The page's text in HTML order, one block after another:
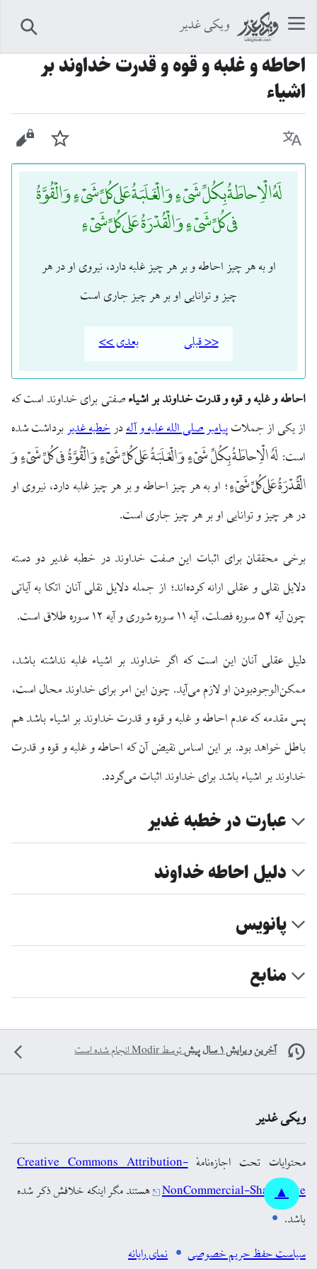
ویکی غدیر
احاطه و غلبه و قوه و قدرت خداوند بر
اشیاء
زبان پیگیری
لَهُ الْاِحاطَةُ بِكُلِّ شَىْءٍ وَ الْغَلَبَةُ عَلى كُلِّ شَىْءٍ وَ الْقُوَّةُ
فى كُلِّ شَىْءٍ وَ الْقُدْرَةُ عَلى كُلِّ شَىْءٍ
او به هر چيز احاطه و بر هر چيز غلبه دارد، نیروی او در هر
چيز و توانایی او بر هر چيز جاری است
<< قبلی بعدی >>
احاطه و غلبه و قوه و قدرت خداوند بر اشیاءصفتی برای خداوند است که
از یکی از جملاتپیامبر صلی الله علیه و آلهدرخطبه غدیربرداشت شده
است:لَهُ الْاِحاطَةُ بِكُلِّ شَىْءٍ وَ الْغَلَبَةُ عَلى كُلِّ شَىْءٍ وَ الْقُوَّةُ فى كُلِّ شَىْءٍ وَ
الْقُدْرَةُ عَلى كُلِّ شَىْءٍ؛ او به هر چيز احاطه و بر هر چيز غلبه دارد، نیروی او
در هر چيز و توانایی او بر هر چيز جاری است.
برخی محققان برای اثبات این صفت خداوند در خطبه غدیر دو دسته
دلایل نقلی و عقلی ارائه کرده‌اند؛ از جمله دلایل نقلی آنان اتکا به آیاتی
چون آیه ۵۴ سوره فصلت، آیه ۱۱ سوره شوری و آیه ۱۲ سوره طلاق است.
دلیل عقلی آنان این است که اگر خداوند بر اشیاء غلبه نداشته باشد،
ممکن‌الوجودبودن او لازم می‌آید. چون این امر برای خداوند محال است،
پس مقدمه که عدم احاطه و غلبه و قوه و قدرت خداوند بر اشیاء باشد هم
باطل خواهد بود. بر این اساس نقیض آن که احاطه و غلبه و قوه و قدرت
خداوند بر اشیاء باشد برای خداوند اثبات می‌گردد.
عبارت در خطبه غدیر
دلیل احاطه خداوند
پانویس
منابع
▲
آخرین ویرایش ۱ سال پیش توسطModirانجام شده است
ویکی غدیر
محتوایات تحت اجازه‌نامهٔCreative Commons Attribution-
NonCommercial-ShareAlike هستند مگر اینکه خلافش ذکر شده
باشد.
سیاست حفظ حریم خصوصی
نمای رایانه